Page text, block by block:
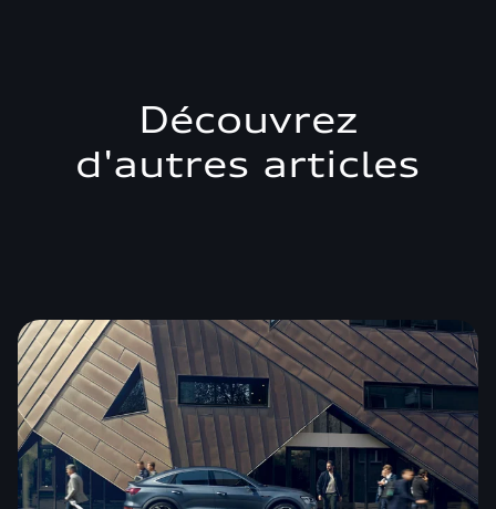
Découvrez
d'autres articles